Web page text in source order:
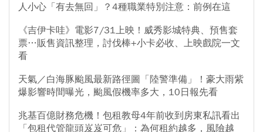
人小心「有去無回」？4種職業特別注意：前例在這
《吉伊卡哇》電影7/31上映！威秀影城特典、預售套
票…販售資訊整理，討伐棒+小卡必收、上映戲院一文
看
天氣／白海豚颱風最新路徑圖「陸警準備」！豪大雨紫
爆影響時間曝光，颱風假機率多大，10日報先看
兆基百億財務危機！包租教母4年前收到房東私訊看出
「包租代管龍頭岌岌可危」：為何租約越多，風險越